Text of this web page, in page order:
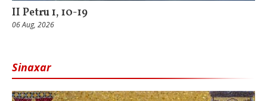
II Petru 1, 10-19
06 Aug, 2026
Sinaxar